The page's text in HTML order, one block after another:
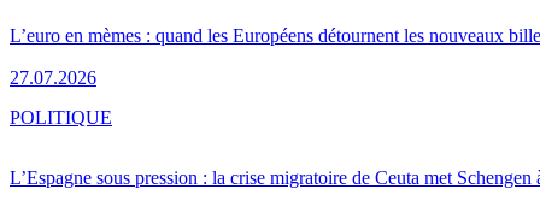
L’euro en mèmes : quand les Européens détournent les nouveaux
27.07.2026
L’Espagne sous pression : la crise migratoire de Ceuta met Schengen
POLITIQUE